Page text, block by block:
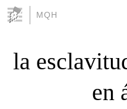
MQH
la
en